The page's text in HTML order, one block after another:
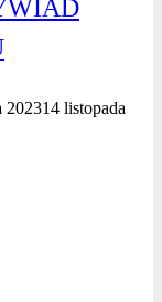
202314 listopada